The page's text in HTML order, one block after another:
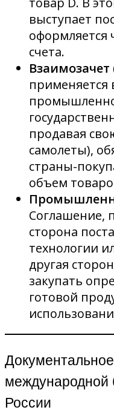
выступает
оформляется
счета.
Взаимозачет
применяется
продавая
самолеты),
страны-
объем
Соглашение,
сторона
технологии
другая
закупать
готовой
международной
России